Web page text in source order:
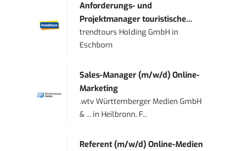
Anforderungs- und
Projektmanager touristische...
trendtours Holding GmbH in
Eschborn
Sales-Manager (m/w/d) Online-
Marketing
.wtv Württemberger Medien GmbH
& ... in Heilbronn, F...
Referent (m/w/d) Online-Medien